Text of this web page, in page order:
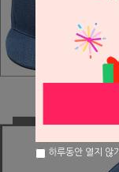
하루동안 열지 않기